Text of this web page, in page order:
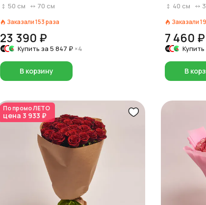
50 см 70 см
Заказали153раза
23 390 ₽
Купить за 5 847 ₽ ×4
В корзину
40 см
Заказали
7 460 ₽
Купить
В
По промоЛЕТО
цена 3 933 ₽